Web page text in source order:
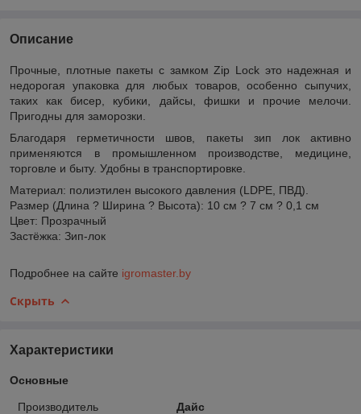
Описание
Прочные, плотные пакеты с замком Zip Lock это надежная и
недорогая упаковка для любых товаров, особенно сыпучих,
таких как бисер, кубики, дайсы, фишки и прочие мелочи.
Пригодны для заморозки.
Благодаря герметичности швов, пакеты зип лок активно
применяются в промышленном производстве, медицине,
торговле и быту. Удобны в транспортировке.
Материал: полиэтилен высокого давления (LDPE, ПВД).
Размер (Длина ? Ширина ? Высота): 10 см ? 7 см ? 0,1 см
Цвет: Прозрачный
Застёжка: Зип-лок
Подробнее на сайте igromaster.by
Скрыть
Характеристики
Основные
Производитель Дайс